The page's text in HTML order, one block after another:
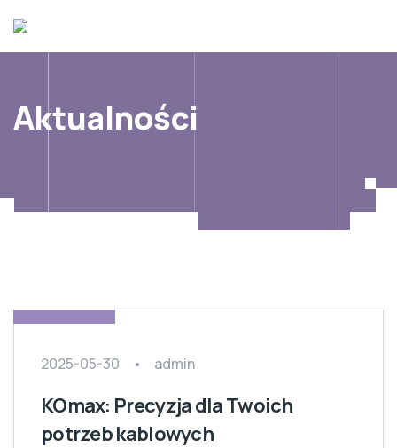
Aktualności
2025-05-30 admin
KOmax: Precyzja dla Twoich
potrzeb kablowych